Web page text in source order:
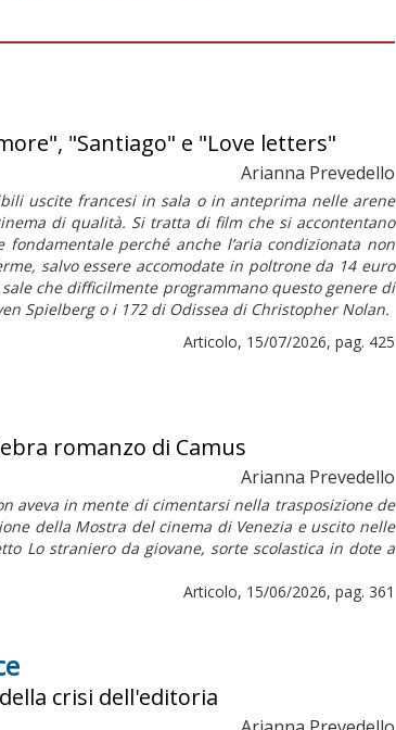
"Santiago" e "Love letters"
Arianna Prevedello
uscite francesi in sala o in anteprima nelle arene
di qualità. Si tratta di film che si accontentano
perché anche l’aria condizionata non
salvo essere accomodate in poltrone da 14 euro
che difficilmente programmano questo genere di
Spielberg o i 172 di Odissea di Christopher Nolan.
Articolo, 15/07/2026, pag. 425
romanzo di Camus
Arianna Prevedello
aveva in mente di cimentarsi nella trasposizione de
della Mostra del cinema di Venezia e uscito nelle
Lo straniero da giovane, sorte scolastica in dote a
Articolo, 15/06/2026, pag. 361
crisi dell'editoria